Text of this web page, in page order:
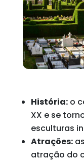
História:o
XX e se
esculturas
Atrações:
atração do